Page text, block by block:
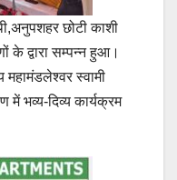
छोटी काशी
के द्वारा सम्पन्न हुआ।
स्वामी
में भव्य-दिव्य कार्यक्रम